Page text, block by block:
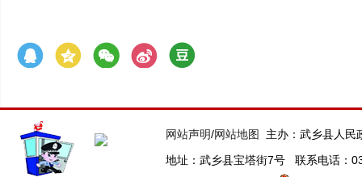
网站声明/网站地图 主办：武乡县人
地址：武乡县宝塔街7号 联系电话：